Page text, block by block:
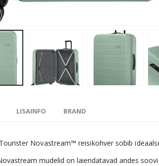
LISAINFO BRAND
Novastream™ reisikohver sobib
mudelid on laiendatavad andes